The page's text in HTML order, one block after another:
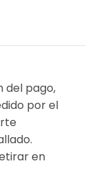
del pago,
por el
en